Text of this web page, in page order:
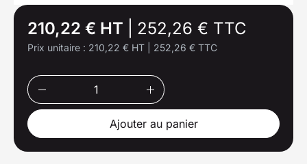
210,22 € HT 252,26 € TTC
Prix unitaire : 210,22 € HT 252,26 € TTC
Ajouter au panier